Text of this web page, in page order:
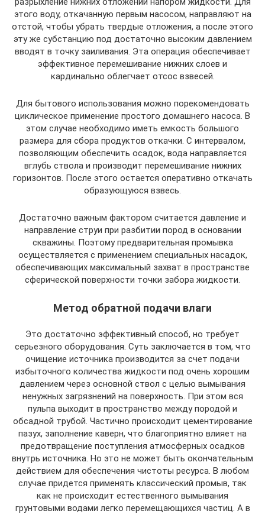
этого воду, откачанную первым насосом, направляют на
отстой, чтобы убрать твердые отложения, а после этого
эту же субстанцию под достаточно высоким давлением
вводят в точку заиливания. Эта операция обеспечивает
эффективное перемешивание нижних слоев и
кардинально облегчает отсос взвесей.
Для бытового использования можно порекомендовать
циклическое применение простого домашнего насоса. В
этом случае необходимо иметь емкость большого
размера для сбора продуктов откачки. С интервалом,
позволяющим обеспечить осадок, вода направляется
вглубь ствола и производит перемешивание нижних
горизонтов. После этого остается оперативно откачать
образующуюся взвесь.
Достаточно важным фактором считается давление и
направление струи при разбитии пород в основании
скважины. Поэтому предварительная промывка
осуществляется с применением специальных насадок,
обеспечивающих максимальный захват в пространстве
сферической поверхности точки забора жидкости.
Метод обратной подачи влаги
Это достаточно эффективный способ, но требует
серьезного оборудования. Суть заключается в том, что
очищение источника производится за счет подачи
избыточного количества жидкости под очень хорошим
давлением через основной ствол с целью вымывания
ненужных загрязнений на поверхность. При этом вся
пульпа выходит в пространство между породой и
обсадной трубой. Частично происходит цементирование
пазух, заполнение каверн, что благоприятно влияет на
предотвращение поступления атмосферных осадков
внутрь источника. Но это не может быть окончательным
действием для обеспечения чистоты ресурса. В любом
случае придется применять классический промыв, так
как не происходит естественного вымывания
грунтовыми водами легко перемещающихся частиц. А в